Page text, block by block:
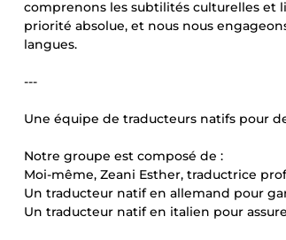
comprenons les subtilités culturelles et
priorité absolue, et nous nous
langues.
---
Une équipe de traducteurs natifs pour
Notre groupe est composé de :
Moi-même, Zeani Esther, traductrice
Un traducteur natif en allemand pour
Un traducteur natif en italien pour